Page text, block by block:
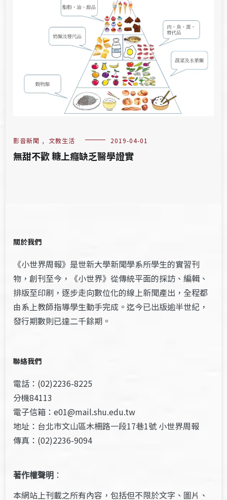
影音新聞 , 文教生活 2019-04-01
無甜不歡 糖上癮缺乏醫學證實
關於我們
《小世界周報》是世新大學新聞學系所學生的實習刊
物，創刊至今，《小世界》從傳統平面的採訪、編輯、
排版至印刷，逐步走向數位化的線上新聞產出，全程都
由系上教師指導學生動手完成。迄今已出版逾半世紀，
發行期數則已達二千餘期。
聯絡我們
電話：(02)2236-8225
分機84113
電子信箱：e01@mail.shu.edu.tw
地址：台北市文山區木柵路一段17巷1號 小世界周報
傳真：(02)2236-9094
著作權聲明 ：
本網站上刊載之所有內容，包括但不限於文字、圖片、